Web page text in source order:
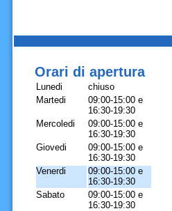
Orari di apertura
Lunedi
chiuso
Martedi
09:00-15:00 e
16:30-19:30
Mercoledi
09:00-15:00 e
16:30-19:30
Giovedi
09:00-15:00 e
16:30-19:30
Venerdi
09:00-15:00 e
16:30-19:30
Sabato
09:00-15:00 e
16:30-19:30